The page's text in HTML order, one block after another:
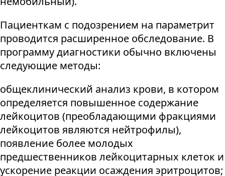
Пациенткам с подозрением на параметрит
проводится расширенное обследование. В
программу диагностики обычно включены
следующие методы:
общеклинический анализ крови, в котором
определяется повышенное содержание
лейкоцитов (преобладающими фракциями
лейкоцитов являются нейтрофилы),
появление более молодых
предшественников лейкоцитарных клеток и
ускорение реакции осаждения эритроцитов;